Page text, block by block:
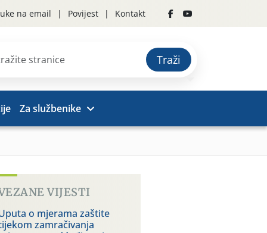
na email Povijest Kontakt
Traži
Za službenike
VIJESTI
o mjerama zaštite
zamračivanja